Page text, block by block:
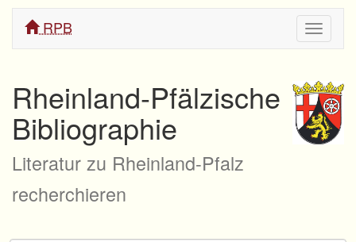
ein/
RPB
Rheinland-Pfälzische
Bibliographie
Literatur zu Rheinland-Pfalz
recherchieren